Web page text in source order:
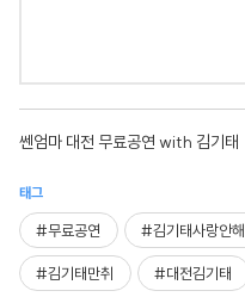
쎈엄마 대전 무료공연 with 김기태
태그
#무료공연 #김기태사랑안해
#김기태만취 #대전김기태